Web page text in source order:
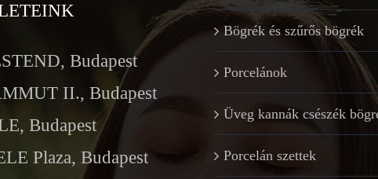
Budapest
II., Budapest
Budapest
Plaza, Budapest
Bögrék és szűrős bögrék
Porcelánok
Üveg kannák csészék
Porcelán szettek